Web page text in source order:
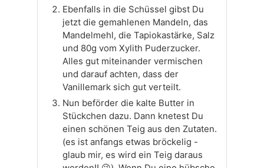
Ebenfalls in die Schüssel gibst Du
jetzt die gemahlenen Mandeln, das
Mandelmehl, die Tapiokastärke, Salz
und 80g vom Xylith Puderzucker.
Alles gut miteinander vermischen
und darauf achten, dass der
Vanillemark sich gut verteilt.
Nun beförder die kalte Butter in
Stückchen dazu. Dann knetest Du
einen schönen Teig aus den Zutaten.
(es ist anfangs etwas bröckelig -
glaub mir, es wird ein Teig daraus